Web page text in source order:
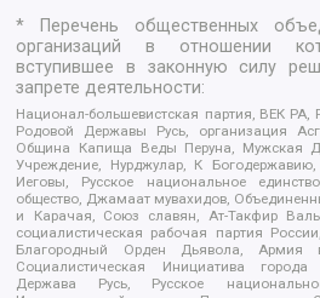
* Перечень общественных
организаций в отношении
вступившее в законную силу
запрете деятельности:
Национал-большевистская партия, ВЕК
Родовой Державы Русь, организация
Община Капища Веды Перуна, Мужская
Учреждение, Нурджулар, К
Иеговы, Русское национальное
общество, Джамаат мувахидов,
и Карачая, Союз славян, Ат-Такфир
социалистическая рабочая партия
Благородный Орден Дьявола, Армия
Социалистическая Инициатива города
Держава Русь, Русское